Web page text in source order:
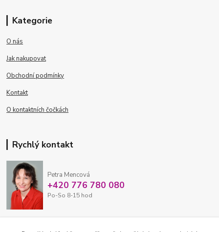
Kategorie
O nás
Jak nakupovat
Obchodní podmínky
Kontakt
O kontaktních čočkách
Rychlý kontakt
Petra Mencová
+420 776 780 080
Po-So 8-15 hod